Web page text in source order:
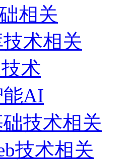
相关
术相关
术
能AI
技术相关
技术相关